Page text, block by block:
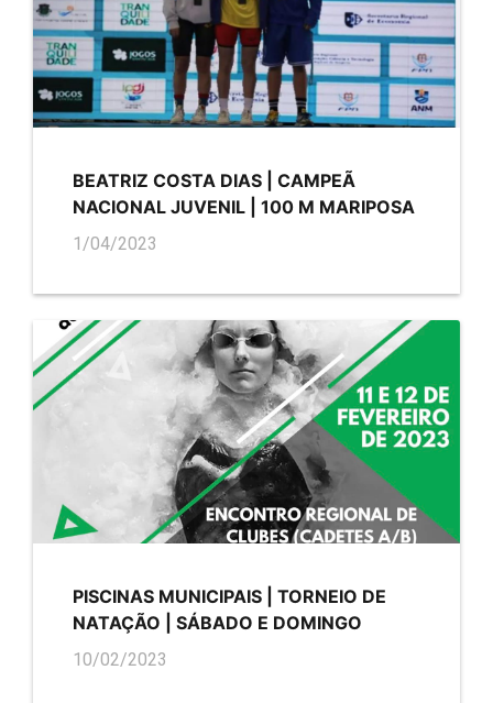
BEATRIZ COSTA DIAS | CAMPEÃ
NACIONAL JUVENIL | 100 M MARIPOSA
1/04/2023
PISCINAS MUNICIPAIS | TORNEIO DE
NATAÇÃO | SÁBADO E DOMINGO
10/02/2023